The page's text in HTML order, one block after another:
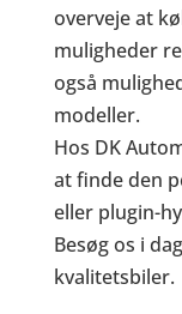
overveje at
muligheder
også
modeller.
Hos DK
at finde den
eller plugin-
Besøg os i
kvalitetsbiler.